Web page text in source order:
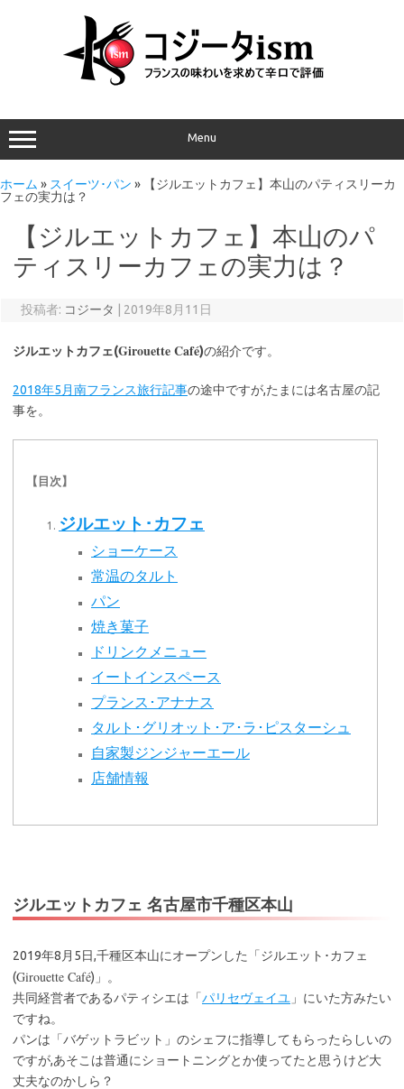
Menu
ホーム » スイーツ･パン »
【ジルエットカフェ】本山のパティスリーカ
フェの実力は？
【ジルエットカフェ】本山のパ
ティスリーカフェの実力は？
投稿者: コジータ 2019年8月11日
ジルエットカフェ(Girouette Café)の紹介です。
2018年5月南フランス旅行記事の途中ですが,たまには名古屋の記
事を。
【目次】
ジルエット･カフェ
ショーケース
常温のタルト
パン
焼き菓子
ドリンクメニュー
イートインスペース
プランス･アナナス
タルト･グリオット･ア･ラ･ピスターシュ
自家製ジンジャーエール
店舗情報
ジルエットカフェ 名古屋市千種区本山
2019年8月5日,千種区本山にオープンした「ジルエット･カフェ
(Girouette Café)」。
共同経営者であるパティシエは「パリセヴェイユ 」にいた方みたい
ですね。
パンは「バゲットラビット」のシェフに指導してもらったらしいの
ですが,あそこは普通にショートニングとか使ってたと思うけど大
丈夫なのかしら？